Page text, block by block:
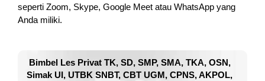
seperti Zoom, Skype, Google Meet atau WhatsApp yang
Anda miliki.
Bimbel Les Privat TK, SD, SMP, SMA, TKA, OSN,
Simak UI, UTBK SNBT, CBT UGM, CPNS, AKPOL,